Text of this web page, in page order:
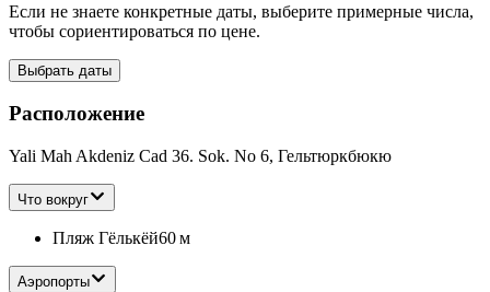
Если не знаете конкретные даты, выберите примерные числа,
чтобы сориентироваться по цене.
Выбрать даты
Расположение
Yali Mah Akdeniz Cad 36. Sok. No 6, Гельтюркбюкю
Что вокруг
Пляж Гёлькёй60 м
Аэропорты